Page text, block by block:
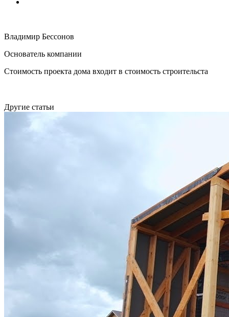
Владимир Бессонов
Основатель компании
Стоимость проекта дома входит в стоимость строительста
Другие статьи